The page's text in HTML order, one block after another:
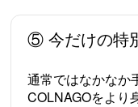
⑤ 今だけの特
通常ではなかなか
COLNAGOをより